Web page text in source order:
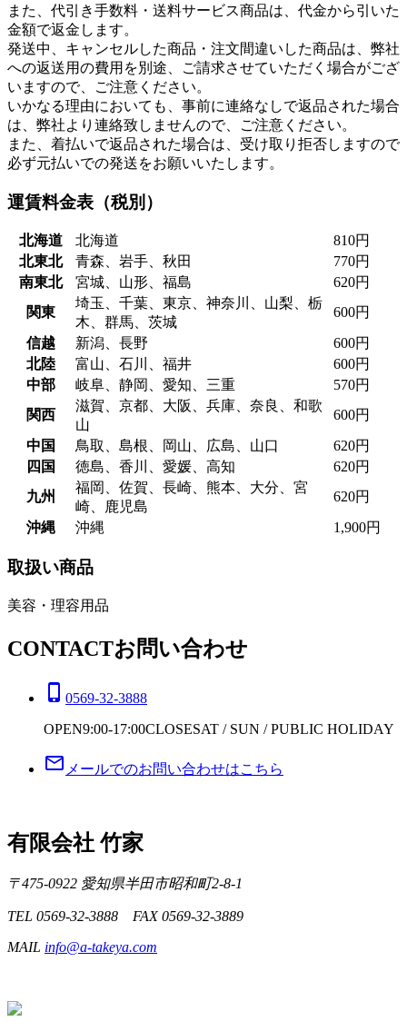
また、代引き手数料・送料サービス商品は、代金から引いた
金額で返金します。
発送中、キャンセルした商品・注文間違いした商品は、弊社
への返送用の費用を別途、ご請求させていただく場合がござ
いますので、ご注意ください。
いかなる理由においても、事前に連絡なしで返品された場合
は、弊社より連絡致しませんので、ご注意ください。
また、着払いで返品された場合は、受け取り拒否しますので
必ず元払いでの発送をお願いいたします。
運賃料金表（税別）
北海道 北海道
810円
北東北
青森、岩手、秋田
770円
南東北
宮城、山形、福島
620円
関東
埼玉、千葉、東京、神奈川、山梨、栃
木、群馬、茨城
600円
信越
新潟、長野
600円
北陸
富山、石川、福井
600円
中部
岐阜、静岡、愛知、三重
570円
関西
滋賀、京都、大阪、兵庫、奈良、和歌
山
600円
中国
鳥取、島根、岡山、広島、山口
620円
四国
徳島、香川、愛媛、高知
620円
九州
福岡、佐賀、長崎、熊本、大分、宮
崎、鹿児島
620円
沖縄
沖縄 1,900円
取扱い商品
美容・理容用品
CONTACTお問い合わせ
phone_iphone 0569-32-3888
OPEN9:00-17:00CLOSESAT / SUN / PUBLIC HOLIDAY
mail_outline メールでのお問い合わせはこちら
有限会社 竹家
〒475-0922 愛知県半田市昭和町2-8-1
TEL 0569-32-3888 FAX 0569-32-3889
MAIL info@a-takeya.com